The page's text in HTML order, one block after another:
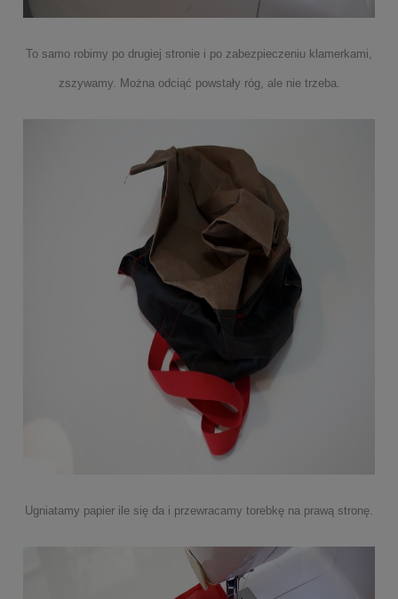
To samo robimy po drugiej stronie i po zabezpieczeniu klamerkami,
zszywamy. Można odciąć powstały róg, ale nie trzeba.
Ugniatamy papier ile się da i przewracamy torebkę na prawą stronę.